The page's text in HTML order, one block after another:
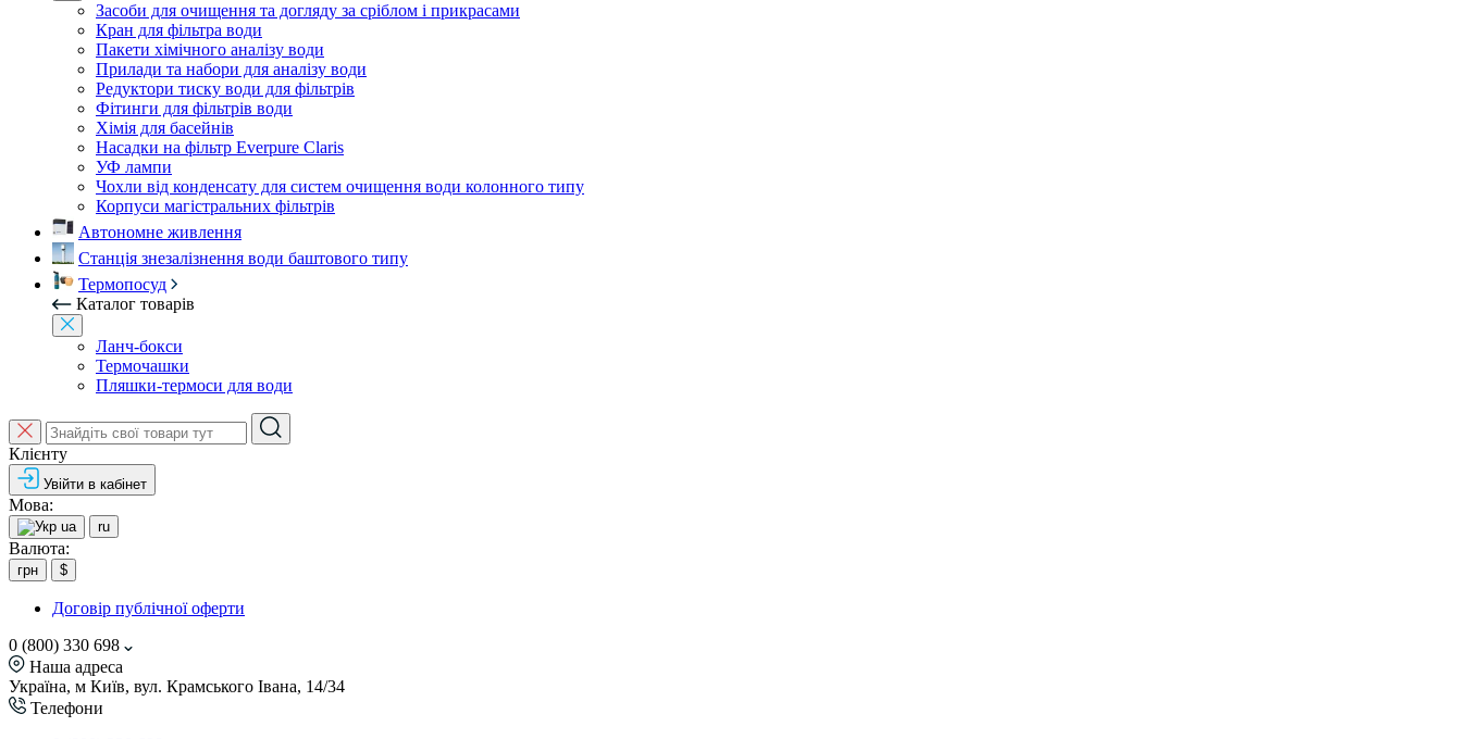
Засоби для очищення та догляду за сріблом і прикрасами
Кран для фільтра води
Пакети хімічного аналізу води
Прилади та набори для аналізу води
Редуктори тиску води для фільтрів
Фітинги для фільтрів води
Хімія для басейнів
Насадки на фільтр Everpure Claris
УФ лампи
Чохли від конденсату для систем очищення води колонного типу
Корпуси магістральних фільтрів
Автономне живлення
Станція знезалізнення води баштового типу
Термопосуд
Каталог товарів
Ланч-бокси
Термочашки
Пляшки-термоси для води
Клієнту
Увійти в кабінет
Мова:
ua ru
Валюта:
грн $
Договір публічної оферти
0 (800) 330 698
Наша адреса
Україна, м Київ, вул. Крамського Івана, 14/34
Телефони